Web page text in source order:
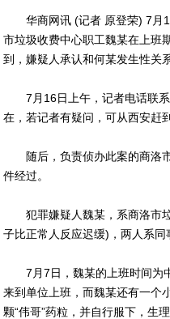
华商网讯 (记者 原登荣) 7月14
市垃圾收费中心职工魏某在上班
到，嫌疑人承认和何某发生性关
7月16日上午，记者电话联系
在，若记者有疑问，可从西安赶
随后，负责侦办此案的商洛市
件经过。
犯罪嫌疑人魏某，系商洛市垃
子比正常人反应迟缓)，两人系同
7月7日，魏某的上班时间为
来到单位上班，而魏某还有一个
颗“伟哥”药粒，并自行服下，生理